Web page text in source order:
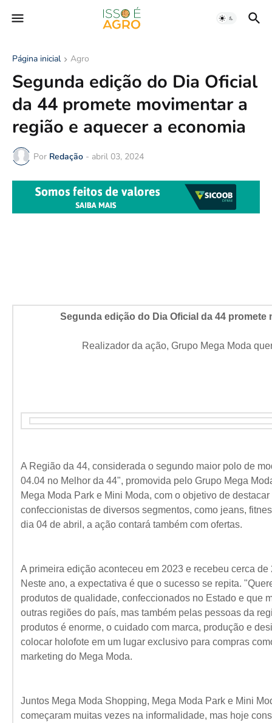
Página inicial Agro
Segunda edição do Dia Oficial
da 44 promete movimentar a
região e aquecer a economia
Por Redação - abril 03, 2024
Segunda edição do Dia Oficial da 44
Realizador da ação, Grupo Mega Moda
A Região da 44, considerada o segundo maior polo de
04.04 no Melhor da 44", promovida pelo Grupo Mega
Mega Moda Park e Mini Moda, com o objetivo de
confeccionistas de diversos segmentos, como jeans,
dia 04 de abril, a ação contará também com ofertas.
A primeira edição aconteceu em 2023 e recebeu cerca
Neste ano, a expectativa é que o sucesso se repita.
produtos de qualidade, confeccionados no Estado e que
outras regiões do país, mas também pelas pessoas da
produtos é enorme, o cuidado com marca, produção e
colocar holofote em um lugar exclusivo para compras
marketing do Mega Moda.
Juntos Mega Moda Shopping, Mega Moda Park e Mini
começaram muitas vezes na informalidade, mas hoje